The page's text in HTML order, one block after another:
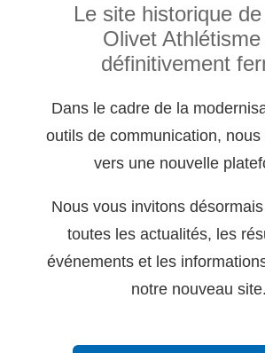
Le site historique
Olivet
définitivement
Dans le cadre de la
outils de communication,
vers une nouvelle
Nous vous invitons
toutes les actualités, les
événements et les
notre nouveau site.